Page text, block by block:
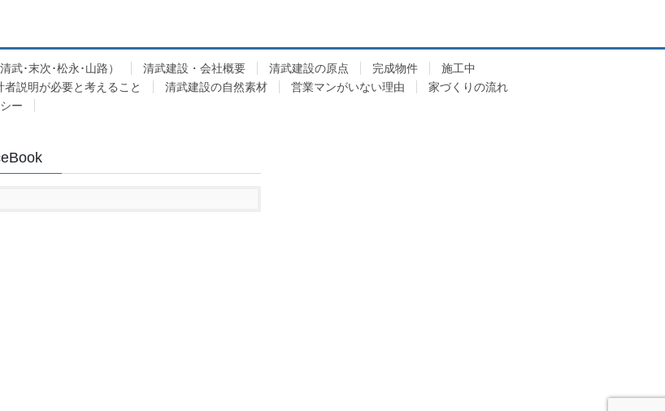
武･末次･松永･山路） 清武建設・会社概要 清武建設の原点 完成物件
施工中
説明が必要と考えること 清武建設の自然素材 営業マンがいない理由
家づくりの流れ
ー